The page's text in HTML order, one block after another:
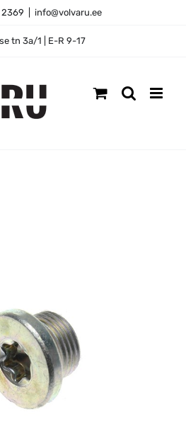
2369 info@volvaru.ee
tn 3a/1 | E-R 9-17